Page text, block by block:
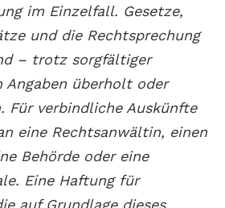
im Einzelfall. Gesetze,
und die Rechtsprechung
– trotz sorgfältiger
Angaben überholt oder
Für verbindliche Auskünfte
eine Rechtsanwältin, einen
Behörde oder eine
Eine Haftung für